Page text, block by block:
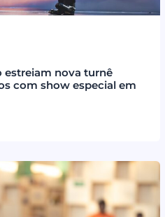
estreiam nova turnê
com show especial em